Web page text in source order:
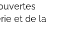
et de la